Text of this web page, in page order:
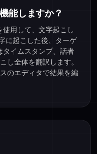
能しますか？
用して、文字起こし
に起こした後、ターゲ
タイムスタンプ、話者
し全体を翻訳します。
のエディタで結果を編